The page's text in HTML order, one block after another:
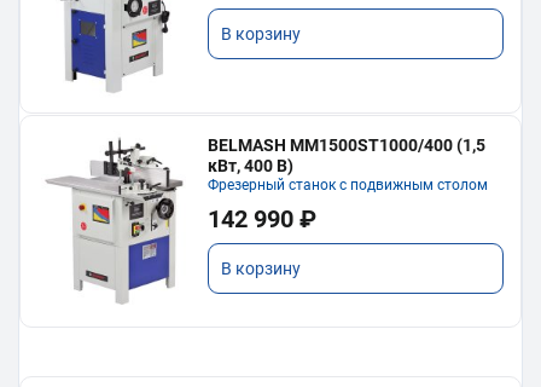
В корзину
BELMASH MM1500ST1000/400 (1,5
кВт, 400 В)
Фрезерный станок с подвижным столом
142 990 ₽
В корзину